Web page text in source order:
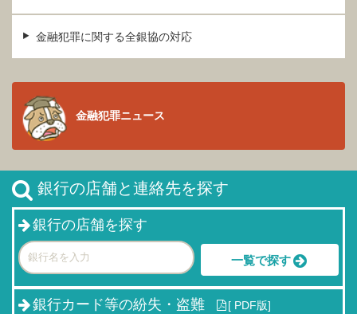
金融犯罪に関する全銀協の対応
金融犯罪ニュース
銀行の店舗と連絡先を探す
銀行の店舗を探す
一覧で探す
銀行カード等の紛失・盗難 [ PDF版]